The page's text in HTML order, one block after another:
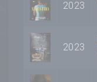
2023
2023